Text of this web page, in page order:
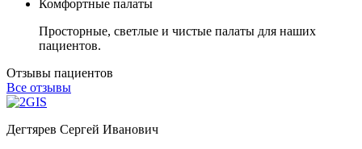
Комфортные палаты
Просторные, светлые и чистые палаты для наших
пациентов.
Отзывы пациентов
Все отзывы
Дегтярев Сергей Иванович